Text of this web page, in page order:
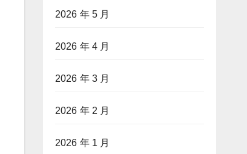
2026 年 5 月
2026 年 4 月
2026 年 3 月
2026 年 2 月
2026 年 1 月